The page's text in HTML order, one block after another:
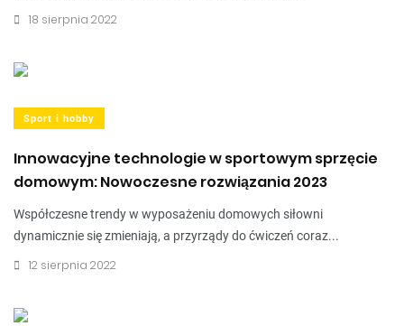
18 sierpnia 2022
Sport i hobby
Innowacyjne technologie w sportowym sprzęcie
domowym: Nowoczesne rozwiązania 2023
Współczesne trendy w wyposażeniu domowych siłowni
dynamicznie się zmieniają, a przyrządy do ćwiczeń coraz...
12 sierpnia 2022